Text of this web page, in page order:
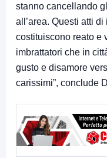
stanno cancellando
all’area. Questi atti
costituiscono reato e
imbrattatori che in
gusto e disamore
carissimi”, conclude